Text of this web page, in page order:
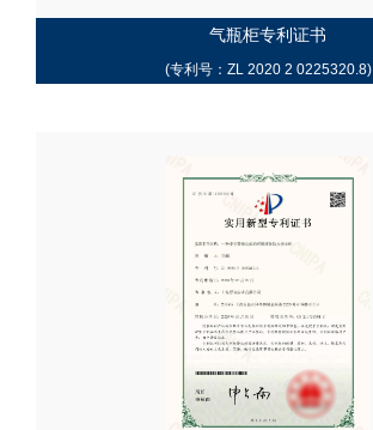
气瓶柜专利证书
(专利号：ZL 2020 2 0225320.8)